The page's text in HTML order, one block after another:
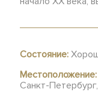
Состояние:
Местоположение:
Санкт-